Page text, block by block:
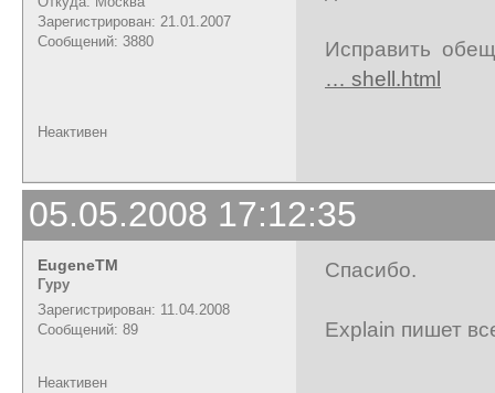
Зарегистрирован: 21.01.2007
Сообщений: 3880
Исправить
… shell.html
Неактивен
05.05.2008 17:12:35
EugeneTM
Гуру
Зарегистрирован: 11.04.2008
Сообщений: 89
Спасибо.
Explain пишет
Неактивен